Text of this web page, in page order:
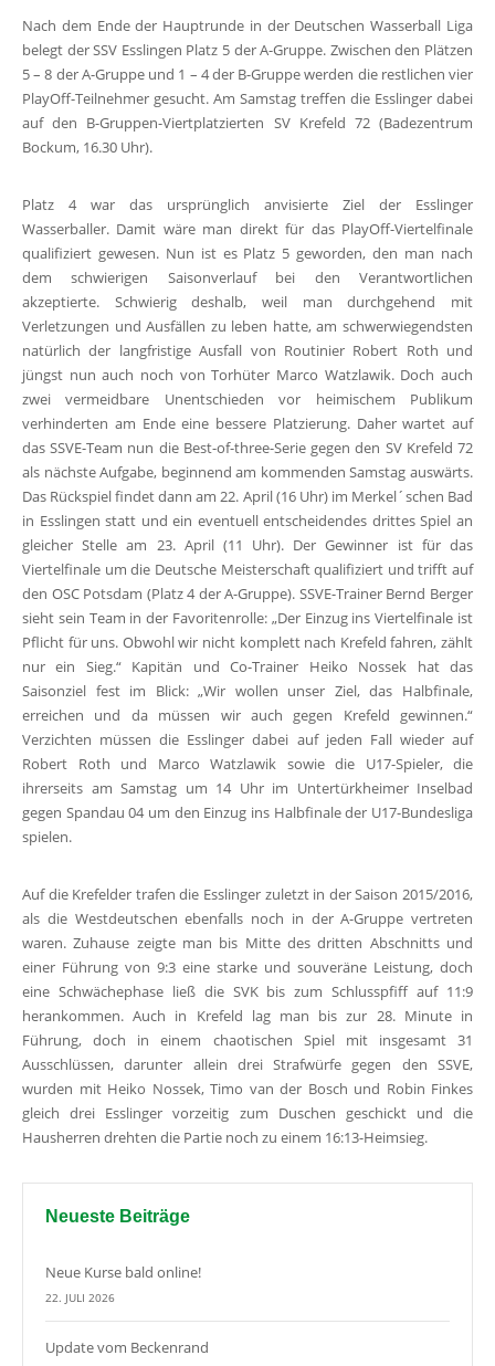
Nach dem Ende der Hauptrunde in der Deutschen Wasserball Liga
belegt der SSV Esslingen Platz 5 der A-Gruppe. Zwischen den Plätzen
5 – 8 der A-Gruppe und 1 – 4 der B-Gruppe werden die restlichen vier
PlayOff-Teilnehmer gesucht. Am Samstag treffen die Esslinger dabei
auf den B-Gruppen-Viertplatzierten SV Krefeld 72 (Badezentrum
Bockum, 16.30 Uhr).
Platz 4 war das ursprünglich anvisierte Ziel der Esslinger
Wasserballer. Damit wäre man direkt für das PlayOff-Viertelfinale
qualifiziert gewesen. Nun ist es Platz 5 geworden, den man nach
dem schwierigen Saisonverlauf bei den Verantwortlichen
akzeptierte. Schwierig deshalb, weil man durchgehend mit
Verletzungen und Ausfällen zu leben hatte, am schwerwiegendsten
natürlich der langfristige Ausfall von Routinier Robert Roth und
jüngst nun auch noch von Torhüter Marco Watzlawik. Doch auch
zwei vermeidbare Unentschieden vor heimischem Publikum
verhinderten am Ende eine bessere Platzierung. Daher wartet auf
das SSVE-Team nun die Best-of-three-Serie gegen den SV Krefeld 72
als nächste Aufgabe, beginnend am kommenden Samstag auswärts.
Das Rückspiel findet dann am 22. April (16 Uhr) im Merkel´schen Bad
in Esslingen statt und ein eventuell entscheidendes drittes Spiel an
gleicher Stelle am 23. April (11 Uhr). Der Gewinner ist für das
Viertelfinale um die Deutsche Meisterschaft qualifiziert und trifft auf
den OSC Potsdam (Platz 4 der A-Gruppe). SSVE-Trainer Bernd Berger
sieht sein Team in der Favoritenrolle: „Der Einzug ins Viertelfinale ist
Pflicht für uns. Obwohl wir nicht komplett nach Krefeld fahren, zählt
nur ein Sieg.“ Kapitän und Co-Trainer Heiko Nossek hat das
Saisonziel fest im Blick: „Wir wollen unser Ziel, das Halbfinale,
erreichen und da müssen wir auch gegen Krefeld gewinnen.“
Verzichten müssen die Esslinger dabei auf jeden Fall wieder auf
Robert Roth und Marco Watzlawik sowie die U17-Spieler, die
ihrerseits am Samstag um 14 Uhr im Untertürkheimer Inselbad
gegen Spandau 04 um den Einzug ins Halbfinale der U17-Bundesliga
spielen.
Auf die Krefelder trafen die Esslinger zuletzt in der Saison 2015/2016,
als die Westdeutschen ebenfalls noch in der A-Gruppe vertreten
waren. Zuhause zeigte man bis Mitte des dritten Abschnitts und
einer Führung von 9:3 eine starke und souveräne Leistung, doch
eine Schwächephase ließ die SVK bis zum Schlusspfiff auf 11:9
herankommen. Auch in Krefeld lag man bis zur 28. Minute in
Führung, doch in einem chaotischen Spiel mit insgesamt 31
Ausschlüssen, darunter allein drei Strafwürfe gegen den SSVE,
wurden mit Heiko Nossek, Timo van der Bosch und Robin Finkes
gleich drei Esslinger vorzeitig zum Duschen geschickt und die
Hausherren drehten die Partie noch zu einem 16:13-Heimsieg.
Neueste Beiträge
Neue Kurse bald online!
22. JULI 2026
Update vom Beckenrand